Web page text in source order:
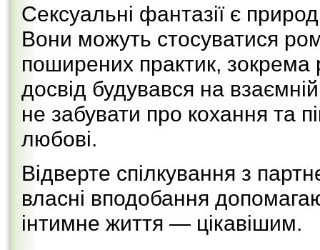
Сексуальні фантазії є
Вони можуть стосуватися
поширених практик,
досвід будувався на
не забувати про кохання та
любові.
Відверте спілкування з
власні вподобання
інтимне життя — цікавішим.